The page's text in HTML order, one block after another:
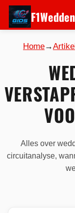
F1Wedden
Home→
Alles over
circuitanalyse,